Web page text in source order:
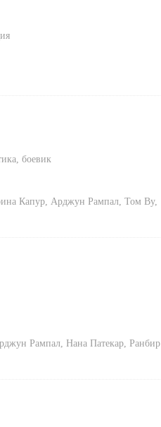
боевик
Капур, Арджун Рампал, Том Ву,
Рампал, Нана Патекар, Ранбир